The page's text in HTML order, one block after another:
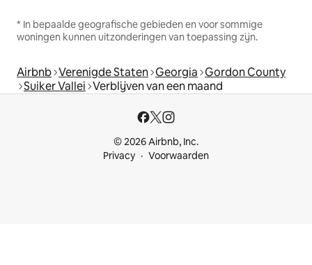
* In bepaalde geografische gebieden en voor sommige
woningen kunnen uitzonderingen van toepassing zijn.
Airbnb Verenigde Staten Georgia Gordon County
Suiker Vallei Verblijven van een maand
© 2026 Airbnb, Inc.
Privacy
Voorwaarden